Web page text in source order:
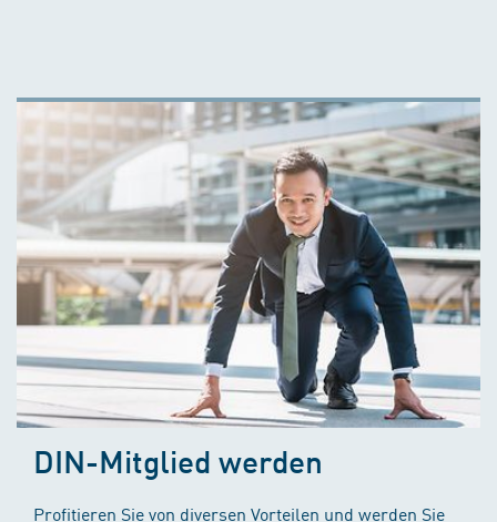
DIN-Mitglied werden
Profitieren Sie von diversen Vorteilen und werden Sie